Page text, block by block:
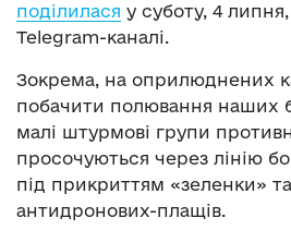
поділилася у суботу, 4
Telegram-каналі.
Зокрема, на оприлюднених
побачити полювання наших
малі штурмові групи
просочуються через лінію
під прикриттям «зеленки»
антидронових-плащів.